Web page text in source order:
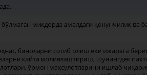
миқдорда амалдаги қонунчилик ва
биноларни сотиб олиш ёки ижарага
қайта молиялаштириш, шунингдек
ўрмон маҳсулотларини ишлаб